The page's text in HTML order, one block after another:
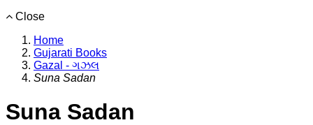
Close
Home
Gujarati Books
Gazal - ગઝલ
Suna Sadan
Suna Sadan